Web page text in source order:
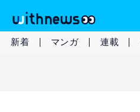
新着 マンガ 連載